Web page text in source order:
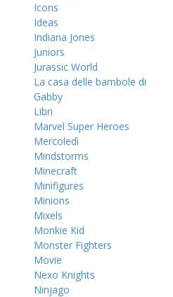
Icons
Ideas
Indiana Jones
Juniors
Jurassic World
La casa delle bambole di
Gabby
Libri
Marvel Super Heroes
Mercoledì
Mindstorms
Minecraft
Minifigures
Minions
Mixels
Monkie Kid
Monster Fighters
Movie
Nexo Knights
Ninjago